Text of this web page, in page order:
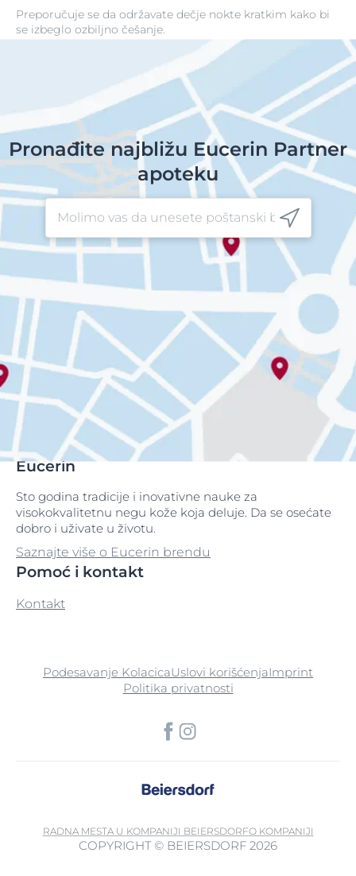
Preporučuje se da održavate dečje nokte kratkim kako bi
se izbeglo ozbiljno češanje.
Pronađite najbližu Eucerin Partner
apoteku
Eucerin
Sto godina tradicije i inovativne nauke za
visokokvalitetnu negu kože koja deluje. Da se osećate
dobro i uživate u životu.
Saznajte više o Eucerin brendu
Pomoć i kontakt
Kontakt
Podesavanje KolacicaUslovi korišćenjaImprint
Politika privatnosti
RADNA MESTA U KOMPANIJI BEIERSDORFO KOMPANIJI
COPYRIGHT © BEIERSDORF 2026